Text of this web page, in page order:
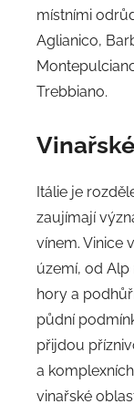
místními
Aglianico,
Trebbiano.
Itálie je
zaujímají
vínem. Vinice
území, od Alp
hory a
půdní
přijdou
a
vinařské